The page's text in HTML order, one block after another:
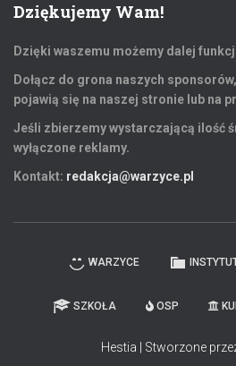
Dziękujemy Wam!
Dzięki waszemu możemy dalej
Dołącz do grona naszych
pojawią się na naszej stronie lub na
Jeśli zbierzemy wystarczającą ilość
wyłączone reklamy.
Kontakt: redakcja@warzyce.pl
WARZYCE
SZKOŁA OSP
Hestia | Stworzone